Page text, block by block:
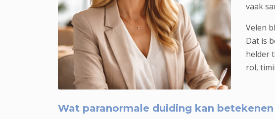
vaak
Velen
Dat is
helder
rol,
Wat paranormale duiding kan betekenen